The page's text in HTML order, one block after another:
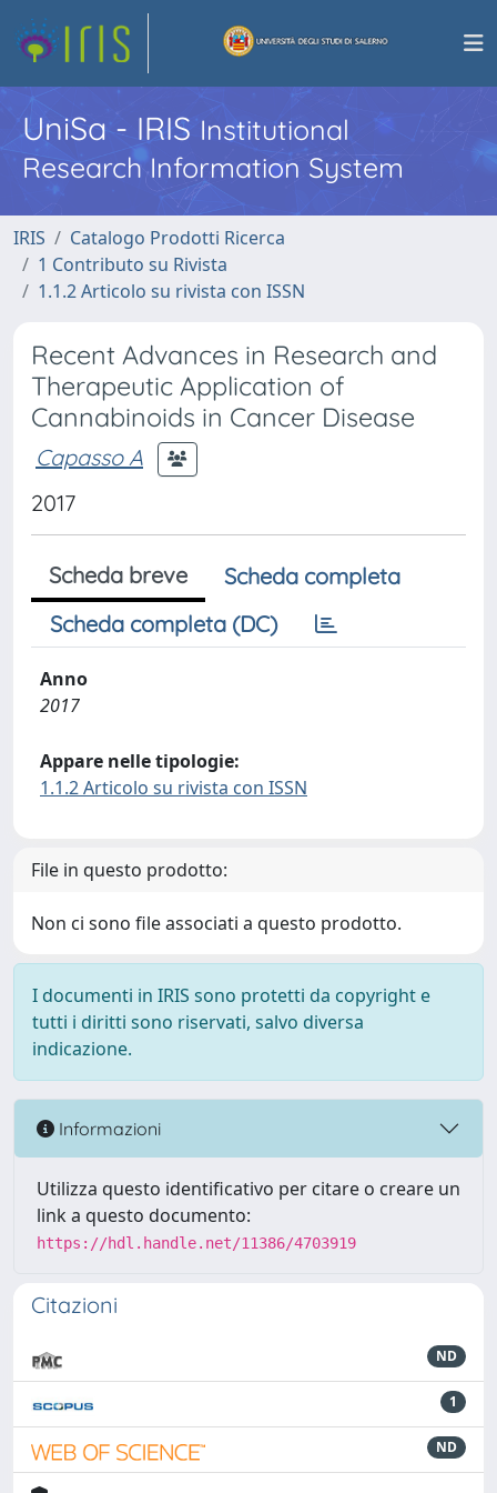
UniSa - IRISInstitutional
Research Information System
IRIS
Catalogo Prodotti Ricerca
1 Contributo su Rivista
1.1.2 Articolo su rivista con ISSN
Recent Advances in Research and
Therapeutic Application of
Cannabinoids in Cancer Disease
Capasso A
2017
Scheda breve
Scheda completa
Scheda completa (DC)
Anno
2017
Appare nelle tipologie:
1.1.2 Articolo su rivista con ISSN
File in questo prodotto:
Non ci sono file associati a questo prodotto.
I documenti in IRIS sono protetti da copyright e
tutti i diritti sono riservati, salvo diversa
indicazione.
Informazioni
Utilizza questo identificativo per citare o creare un
link a questo documento:
https://hdl.handle.net/11386/4703919
Citazioni
ND
1
ND